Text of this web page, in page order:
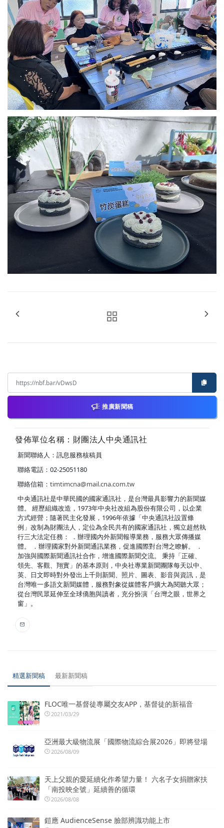
推廣新聞稿
發佈單位名稱：財團法人中央通訊社
新聞聯絡人：訊息服務核稿員
聯絡電話：02-25051180
聯絡信箱： timtimcna@mail.cna.com.tw
中央通訊社是中華民國的國家通訊社，是台灣最具影響力的新聞媒
體。 經歷組織改造，1973年中央社改組為股份有限公司，以企業
方式經營；隨著民主化發展，1996年依據「中央通訊社設置條
例」改制為財團法人，定位為全民共有的國家通訊社，獨立超然執
行三大法定任務： ．辦理國內外新聞報導業務，服務大眾傳播媒
體。 ．辦理國家對外新聞通訊業務，促進國際對台灣之瞭解。 ．
加強與國際新聞通訊社合作，增進國際新聞交流。 秉持「正確、
領先、客觀、翔實」的基本原則，中央社專業新聞團隊每天以中、
英、日文即時對外發出上千則新聞、照片、圖表、影音與資訊，是
台灣唯一多語文新聞媒體，服務對象從媒體客戶擴大為閱聽大眾；
從台灣民眾延伸至全球僑胞與讀者，充分扮演「台灣之眼，世界之
窗」。
精選新聞稿 最新新聞稿
FLOC唯一基督徒專屬交友APP，基督徒的新福音
2021/03/29
亞洲最大級物流展「國際物流綜合展2026」即將登場
2026/08/09
天上父親的愛延續化作希望力量！ 六名子女捐贈家扶
「南投映全號」延續善的循環
2026/08/08
鎧應 AudienceSense 臉部辨識功能上市